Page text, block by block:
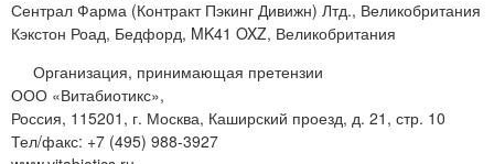
Сентрал Фарма (Контракт Пэкинг Дивижн) Лтд., Великобритания
Кэкстон Роад, Бедфорд, MK41 OXZ, Великобритания
Организация, принимающая претензии
ООО «Витабиотикс»,
Россия, 115201, г. Москва, Каширский проезд, д. 21, стр. 10
Тел/факс: +7 (495) 988-3927